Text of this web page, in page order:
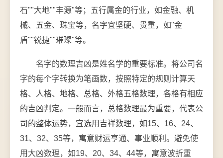
石""大地""丰源"等；五行属金的行业，如金融、机
械、五金、珠宝等，名字宜坚硬、贵重，如"金
盾""锐捷""璀璨"等。
名字的数理吉凶是姓名学的重要标准。将公司名
字的每个字转换为笔画数，按照特定的规则计算天
格、人格、地格、总格、外格五格数理，各格有相应
的吉凶判定。一般而言，总格数理最为重要，代表公
司的整体运势，宜选用吉祥数理，如15、16、24、
31、32、35等，寓意财运亨通、事业顺利。避免使
用大凶数理，如19、20、34、44等，寓意波折重